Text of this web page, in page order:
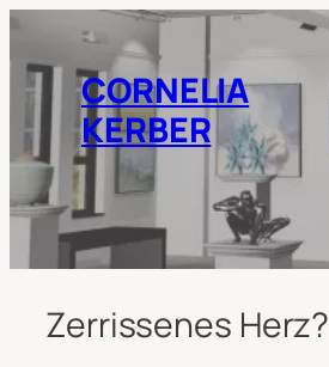
springenCORNELIA
KERBER
Zerrissenes Herz?